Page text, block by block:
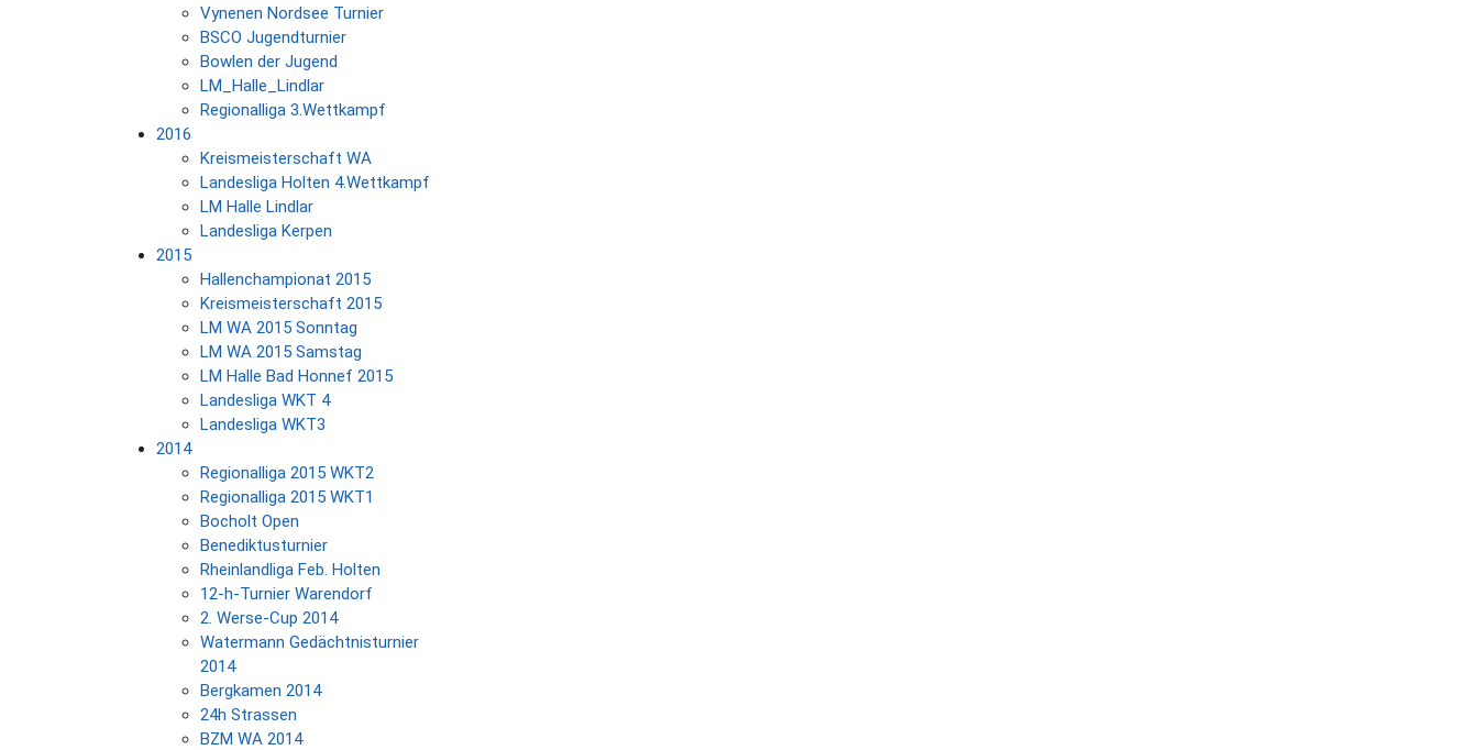
Vynenen Nordsee Turnier
BSCO Jugendturnier
Bowlen der Jugend
LM_Halle_Lindlar
Regionalliga 3.Wettkampf
2016
Kreismeisterschaft WA
Landesliga Holten 4.Wettkampf
LM Halle Lindlar
Landesliga Kerpen
2015
Hallenchampionat 2015
Kreismeisterschaft 2015
LM WA 2015 Sonntag
LM WA 2015 Samstag
LM Halle Bad Honnef 2015
Landesliga WKT 4
Landesliga WKT3
2014
Regionalliga 2015 WKT2
Regionalliga 2015 WKT1
Bocholt Open
Benediktusturnier
Rheinlandliga Feb. Holten
12-h-Turnier Warendorf
2. Werse-Cup 2014
Watermann Gedächtnisturnier
2014
Bergkamen 2014
24h Strassen
BZM WA 2014